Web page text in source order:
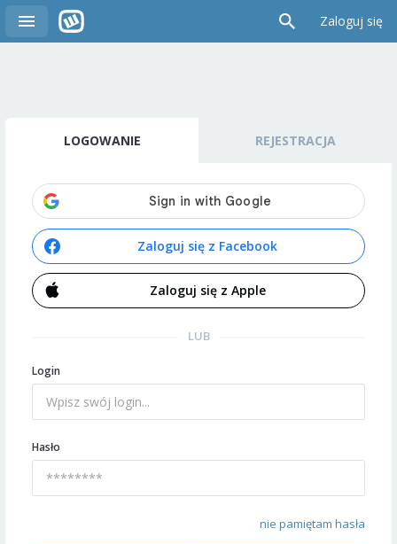
Zaloguj się
LOGOWANIE REJESTRACJA
Zaloguj się z Facebook
Zaloguj się z Apple
LUB
Login
Hasło
nie pamiętam hasła